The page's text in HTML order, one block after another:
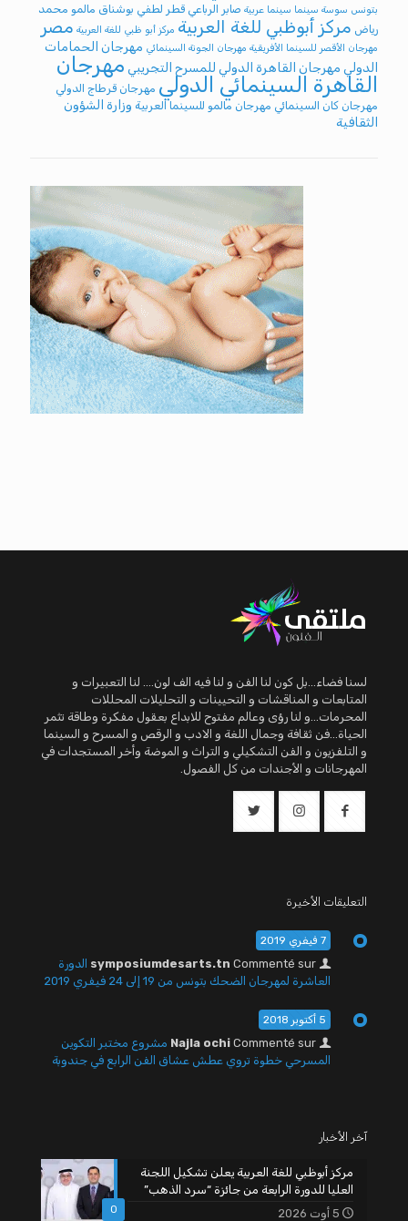
بتونس سوسة سينما سينما عربية صابر الرباعي قطر لطفي بوشناق مالمو محمد
رياض مركز أبوظبي للغة العربية مركز أبو ظبي للغة العربية مصر
مهرجان الأقصر للسينما الأفريقية مهرجان الجونة السينمائي مهرجان الحمامات
الدولي مهرجان القاهرة الدولي للمسرح التجريبي مهرجان
القاهرة السينمائي الدولي مهرجان قرطاج الدولي
مهرجان كان السينمائي مهرجان مالمو للسينما العربية وزارة الشؤون
الثقافية
لسنا فضاء...بل كون لنا الفن و لنا فيه الف لون.... لنا التعبيرات و
المتابعات و المناقشات و التحيينات و التحليلات المحللات
المحرمات...و لنا رؤى وعالم مفتوح للابداع بعقول مفكرة وطاقة تثمر
الحياة...فن ثقافة وجمال اللغة و الادب و الرقص و المسرح و السينما
و التلفزيون و الفن التشكيلي و التراث و الموضة وأخر المستجدات في
المهرجانات و الأجندات من كل الفصول.
التعليقات الأخيرة
7 فيفري 2019
symposiumdesarts.tn Commenté sur
الدورة
العاشرة لمهرجان الضحك بتونس من 19 إلى 24 فيفري 2019
5 أكتوبر 2018
Najla ochi Commenté sur
مشروع مختبر التكوين
المسرحي خطوة تروي عطش عشاق الفن الرابع في جندوبة
آخر الأخبار
0
مركز أبوظبي للغة العربية يعلن تشكيل اللجنة
العليا للدورة الرابعة من جائزة “سرد الذهب”
5 أوت 2026